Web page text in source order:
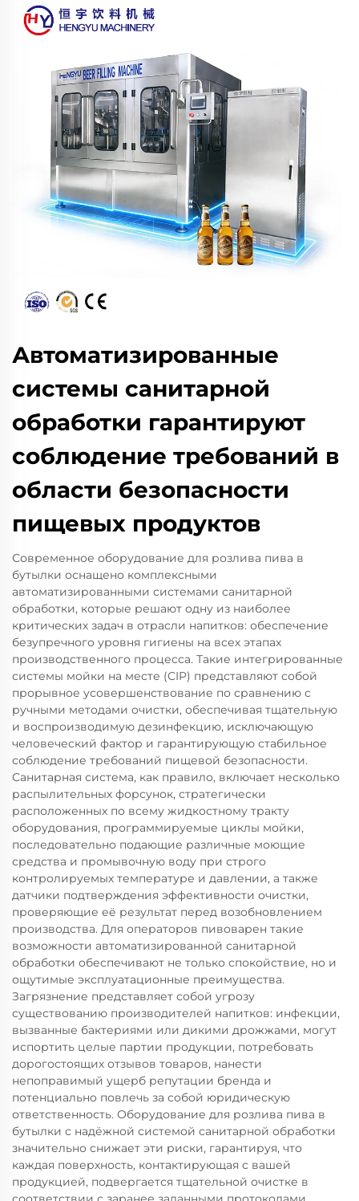
Автоматизированные
системы санитарной
обработки гарантируют
соблюдение требований в
области безопасности
пищевых продуктов
Современное оборудование для розлива пива в
бутылки оснащено комплексными
автоматизированными системами санитарной
обработки, которые решают одну из наиболее
критических задач в отрасли напитков: обеспечение
безупречного уровня гигиены на всех этапах
производственного процесса. Такие интегрированные
системы мойки на месте (CIP) представляют собой
прорывное усовершенствование по сравнению с
ручными методами очистки, обеспечивая тщательную
и воспроизводимую дезинфекцию, исключающую
человеческий фактор и гарантирующую стабильное
соблюдение требований пищевой безопасности.
Санитарная система, как правило, включает несколько
распылительных форсунок, стратегически
расположенных по всему жидкостному тракту
оборудования, программируемые циклы мойки,
последовательно подающие различные моющие
средства и промывочную воду при строго
контролируемых температуре и давлении, а также
датчики подтверждения эффективности очистки,
проверяющие её результат перед возобновлением
производства. Для операторов пивоварен такие
возможности автоматизированной санитарной
обработки обеспечивают не только спокойствие, но и
ощутимые эксплуатационные преимущества.
Загрязнение представляет собой угрозу
существованию производителей напитков: инфекции,
вызванные бактериями или дикими дрожжами, могут
испортить целые партии продукции, потребовать
дорогостоящих отзывов товаров, нанести
непоправимый ущерб репутации бренда и
потенциально повлечь за собой юридическую
ответственность. Оборудование для розлива пива в
бутылки с надёжной системой санитарной обработки
значительно снижает эти риски, гарантируя, что
каждая поверхность, контактирующая с вашей
продукцией, подвергается тщательной очистке в